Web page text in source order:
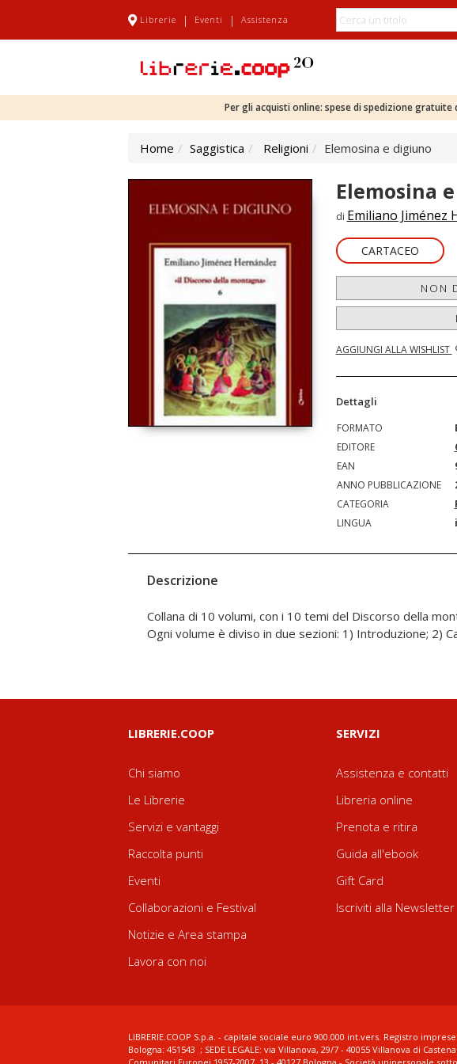
Librerie | Eventi | Assistenza
Per gli acquisti online: spese di spedizione
Home Saggistica Religioni Elemosina e digiuno
Elemosina
di Emiliano Jiménez
CARTACEO
NON
AGGIUNGI ALLA WISHLIST
Dettagli
FORMATO
EDITORE
EAN
ANNO PUBBLICAZIONE
CATEGORIA
LINGUA
Descrizione
Collana di 10 volumi, con i 10 temi del Discorso della
Ogni volume è diviso in due sezioni: 1) Introduzione; 2)
LIBRERIE.COOP
Chi siamo
Le Librerie
Servizi e vantaggi
Raccolta punti
Eventi
Collaborazioni e Festival
Notizie e Area stampa
Lavora con noi
SERVIZI
Assistenza e contatti
Libreria online
Prenota e ritira
Guida all'ebook
Gift Card
Iscriviti alla Newsletter
LIBRERIE.COOP S.p.a. - capitale sociale euro 900.000 int.vers. Registro
Bologna: 451543 ; SEDE LEGALE: via Villanova, 29/7 - 40055 Villanova di